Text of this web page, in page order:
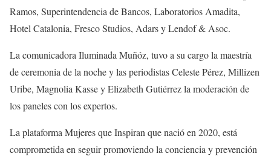
Ramos, Superintendencia de Bancos, Laboratorios Amadita,
Hotel Catalonia, Fresco Studios, Adars y Lendof & Asoc.
La comunicadora Iluminada Muñóz, tuvo a su cargo la maestría
de ceremonia de la noche y las periodistas Celeste Pérez, Millizen
Uribe, Magnolia Kasse y Elizabeth Gutiérrez la moderación de
los paneles con los expertos.
La plataforma Mujeres que Inspiran que nació en 2020, está
comprometida en seguir promoviendo la conciencia y prevención